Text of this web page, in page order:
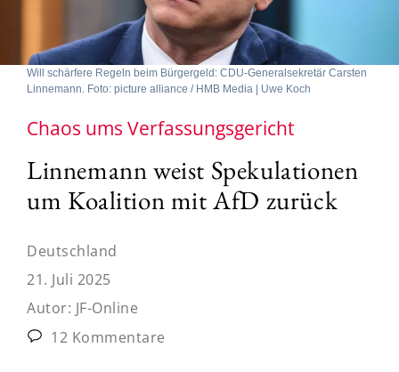
Will schärfere Regeln beim Bürgergeld: CDU-Generalsekretär Carsten
Linnemann. Foto: picture alliance / HMB Media | Uwe Koch
Chaos ums Verfassungsgericht
Linnemann weist Spekulationen
um Koalition mit AfD zurück
Deutschland
21. Juli 2025
Autor: JF-Online
12 Kommentare